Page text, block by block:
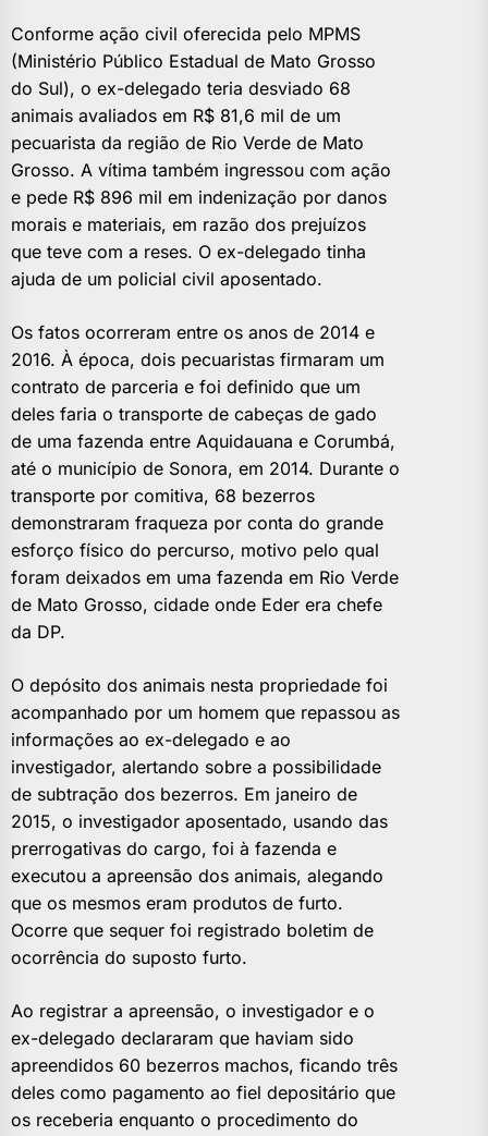
Conforme ação civil oferecida pelo MPMS
(Ministério Público Estadual de Mato Grosso
do Sul), o ex-delegado teria desviado 68
animais avaliados em R$ 81,6 mil de um
pecuarista da região de Rio Verde de Mato
Grosso. A vítima também ingressou com ação
e pede R$ 896 mil em indenização por danos
morais e materiais, em razão dos prejuízos
que teve com a reses. O ex-delegado tinha
ajuda de um policial civil aposentado.
Os fatos ocorreram entre os anos de 2014 e
2016. À época, dois pecuaristas firmaram um
contrato de parceria e foi definido que um
deles faria o transporte de cabeças de gado
de uma fazenda entre Aquidauana e Corumbá,
até o município de Sonora, em 2014. Durante o
transporte por comitiva, 68 bezerros
demonstraram fraqueza por conta do grande
esforço físico do percurso, motivo pelo qual
foram deixados em uma fazenda em Rio Verde
de Mato Grosso, cidade onde Eder era chefe
da DP.
O depósito dos animais nesta propriedade foi
acompanhado por um homem que repassou as
informações ao ex-delegado e ao
investigador, alertando sobre a possibilidade
de subtração dos bezerros. Em janeiro de
2015, o investigador aposentado, usando das
prerrogativas do cargo, foi à fazenda e
executou a apreensão dos animais, alegando
que os mesmos eram produtos de furto.
Ocorre que sequer foi registrado boletim de
ocorrência do suposto furto.
Ao registrar a apreensão, o investigador e o
ex-delegado declararam que haviam sido
apreendidos 60 bezerros machos, ficando três
deles como pagamento ao fiel depositário que
os receberia enquanto o procedimento do